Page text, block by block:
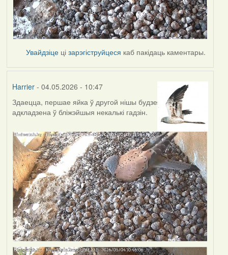
Увайдзіце цізарэгіструйцеся каб пакідаць каментары.
Harrier- 04.05.2026 - 10:47
Здаецца, першае яйка ў другой нішы будзе
адкладзена ў бліжэйшыя некалькі гадзін.